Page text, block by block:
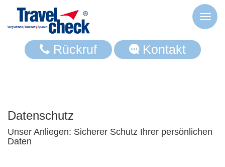
Toggle
Rückruf Kontakt
Datenschutz
Unser Anliegen: Sicherer Schutz Ihrer persönlichen
Daten